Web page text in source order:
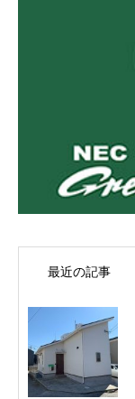
最近の記事